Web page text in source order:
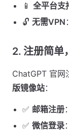
📱 全平台支
🔓 无需VPN
2. 注册简单
ChatGPT 官网
版镜像站：
✅ 邮箱注册
✅ 微信登录